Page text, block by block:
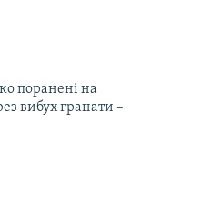
поранені на
вибух гранати –